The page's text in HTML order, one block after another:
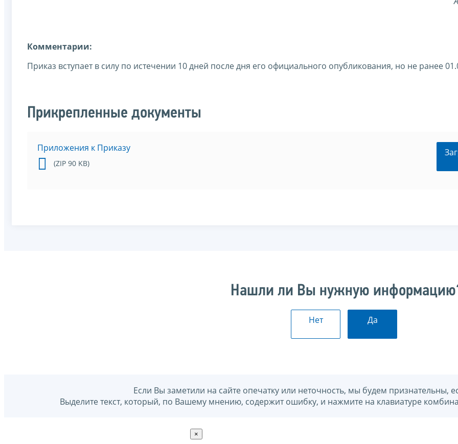
Комментарии:
Приказ вступает в силу по истечении 10 дней после дня его официального опубликования, но не ранее
Прикрепленные документы
Приложения к Приказу
(ZIP 90 KB)
Нашли ли Вы нужную
Нет Да
Если Вы заметили на сайте опечатку или неточность, мы будем признательны,
Выделите текст, который, по Вашему мнению, содержит ошибку, и нажмите на клавиатуре
×